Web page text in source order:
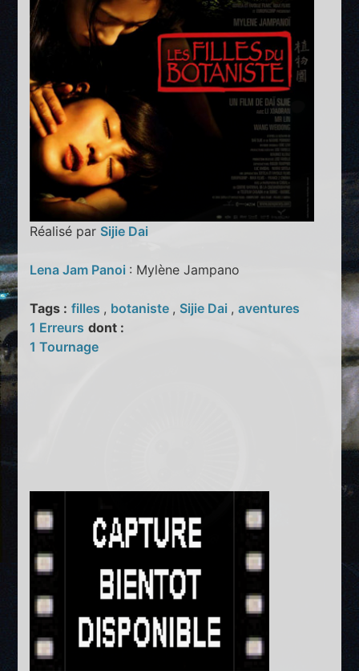
Réalisé par Sijie Dai
Lena Jam Panoi : Mylène Jampano
Tags : filles , botaniste , Sijie Dai ,aventures
1 Erreurs dont :
1 Tournage